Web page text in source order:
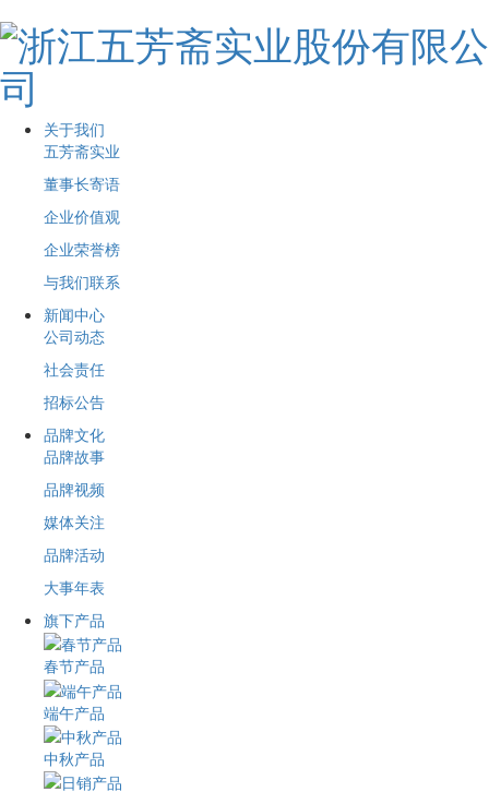
关于我们
五芳斋实业
董事长寄语
企业价值观
企业荣誉榜
与我们联系
新闻中心
公司动态
社会责任
招标公告
品牌文化
品牌故事
品牌视频
媒体关注
品牌活动
大事年表
旗下产品
春节产品
端午产品
中秋产品